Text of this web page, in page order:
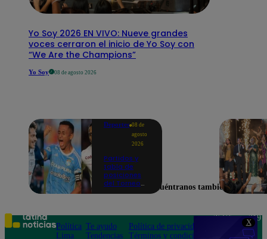
X
Yo Soy 2026 EN VIVO: Nueve grandes
voces cerraron el inicio de Yo Soy con
“We Are the Champions”
Yo Soy 08 de agosto 2026
Deportes 08 de
agosto
2026
Partidos y
tabla de
posiciones
del Torneo
en la fecha 4
Encuéntranos también en
Política
Lima
Te ayudo
Tendencias
Política de privacidad
Términos y condiciones
Teléfono: 219
Av. San